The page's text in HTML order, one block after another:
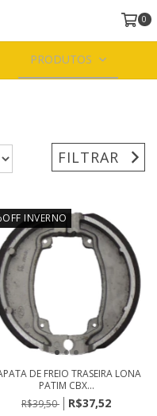
0
PRODUTOS
FILTRAR
INVERNO
DE FREIO TRASEIRA LONA
PATIM CBX...
R$39,50
R$37,52